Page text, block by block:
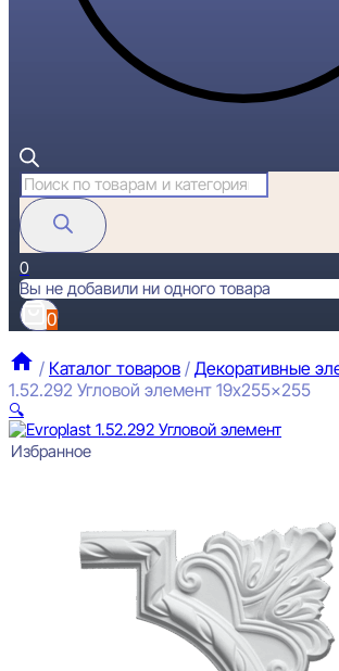
Поиск
товаров
0
Вы не добавили ни одного товара
0
/ Каталог товаров / Декоративные
1.52.292 Угловой элемент 19x255x255
🔍
Избранное